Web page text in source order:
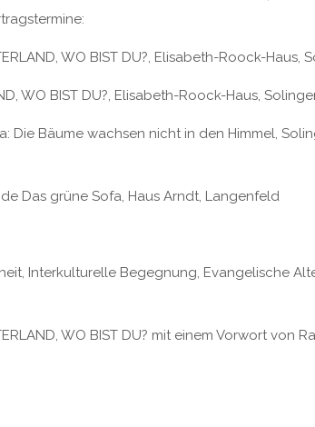
WO BIST DU?, Elisabeth-Roock-Haus,
WO BIST DU?, Elisabeth-Roock-Haus,
Die Bäume wachsen nicht in den Himmel,
Das grüne Sofa, Haus Arndt, Langenfeld
Interkulturelle Begegnung, Evangelische
WO BIST DU? mit einem Vorwort von